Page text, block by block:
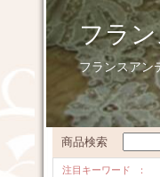
フラ
フランスアン
商品検索
注目キーワード